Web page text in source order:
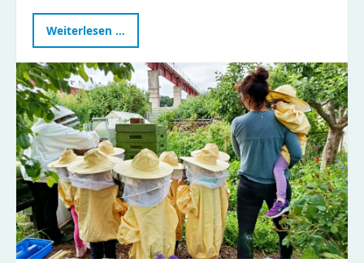
Weiterlesen …
zum
Anfassen
-
ein
Vormittag
voller
Aha-
Momente